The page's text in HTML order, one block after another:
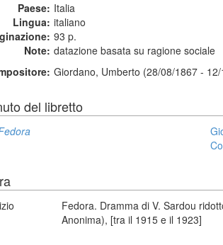
Paese: Italia
Lingua: italiano
93 p.
Note: datazione basata su ragione sociale
Giordano, Umberto (28/08/1867 -
del libretto
Fedora. Dramma di V. Sardou
Anonima), [tra il 1915 e il 1923]